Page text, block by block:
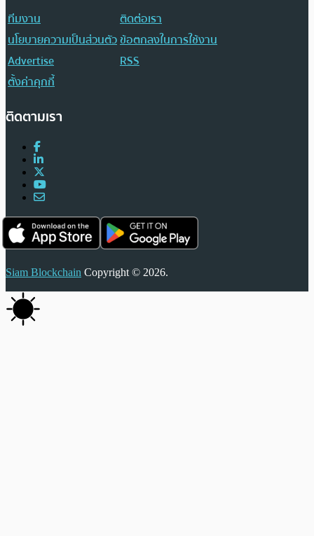
ทีมงาน
ติดต่อเรา
นโยบายความเป็นส่วนตัวข้อตกลงในการใช้งาน
Advertise
RSS
ตั้งค่าคุกกี้
ติดตามเรา
Siam Blockchain Copyright © 2026.